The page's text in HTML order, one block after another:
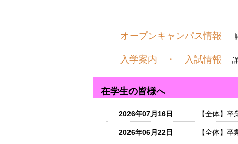
オープンキャンパス情報
入学案内 ・ 入試情報
在学生の皆様へ
2026年07月16日 【全体】
2026年06月22日 【全体】